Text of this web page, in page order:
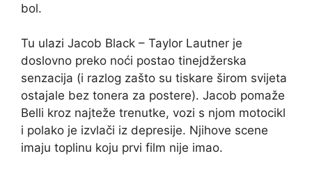
bol.
Tu ulazi Jacob Black – Taylor Lautner je
doslovno preko noći postao tinejdžerska
senzacija (i razlog zašto su tiskare širom svijeta
ostajale bez tonera za postere). Jacob pomaže
Belli kroz najteže trenutke, vozi s njom motocikl
i polako je izvlači iz depresije. Njihove scene
imaju toplinu koju prvi film nije imao.